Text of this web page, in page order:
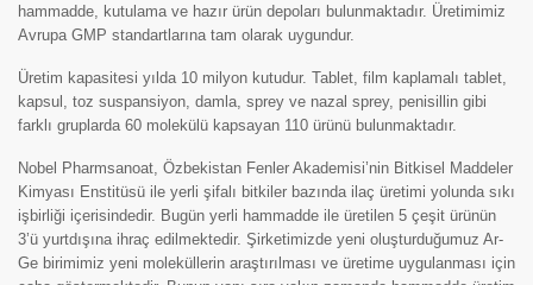
hammadde, kutulama ve hazır ürün depoları bulunmaktadır. Üretimimiz
Avrupa GMP standartlarına tam olarak uygundur.
Üretim kapasitesi yılda 10 milyon kutudur. Tablet, film kaplamalı tablet,
kapsul, toz suspansiyon, damla, sprey ve nazal sprey, penisillin gibi
farklı gruplarda 60 molekülü kapsayan 110 ürünü bulunmaktadır.
Nobel Pharmsanoat, Özbekistan Fenler Akademisi’nin Bitkisel Maddeler
Kimyası Enstitüsü ile yerli şifalı bitkiler bazında ilaç üretimi yolunda sıkı
işbirliği içerisindedir. Bugün yerli hammadde ile üretilen 5 çeşit ürünün
3’ü yurtdışına ihraç edilmektedir. Şirketimizde yeni oluşturduğumuz Ar-
Ge birimimiz yeni moleküllerin araştırılması ve üretime uygulanması için